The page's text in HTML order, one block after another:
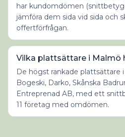
har kundomdömen (snittbetyg
jämföra dem sida vid sida och
offertförfrågan.
Vilka plattsättare i Malmö
De högst rankade plattsättare
Bogeski, Darko, Skånska
Entreprenad AB, med ett
11 företag med omdömen.